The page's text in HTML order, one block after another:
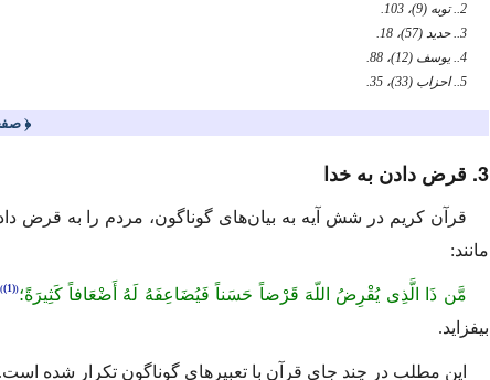
2.. توبه (9)، 103.
3.. حدید (57)، 18.
4.. یوسف (12)، 88.
5.. احزاب (33)، 35.
﴿ صفحه
3. قرض دادن به خدا
قرآن كریم در شش آیه به بیان‌های گوناگون، مردم را به قرض
مانند:
مَّن ذَا الَّذِی یُقْرِضُ اللّهَ قَرْضاً حَسَناً فَیُضَاعِفَهُ لَهُ أَضْعَافاً کَثِیرَةً؛ (1)
بیفزاید.
این مطلب در چند جای قرآن با تعبیر‌های گوناگون تكرار شده است.